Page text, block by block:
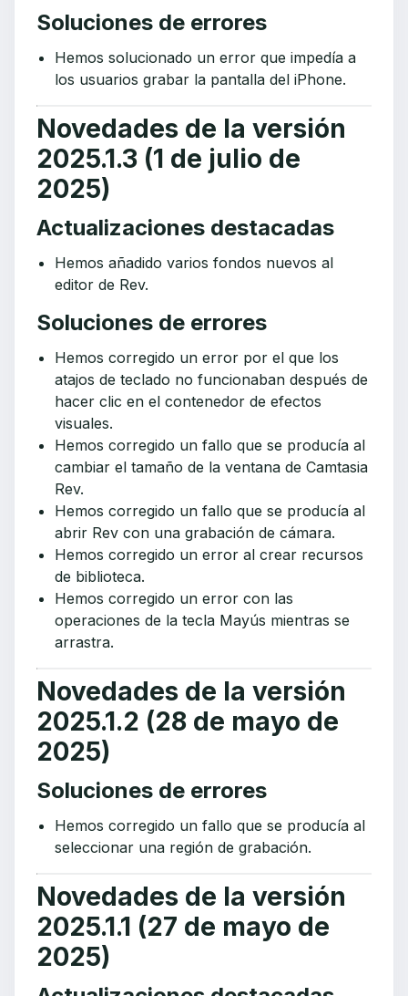
Soluciones de errores
Hemos solucionado un error que impedía a
los usuarios grabar la pantalla del iPhone.
Novedades de la versión
2025.1.3 (1 de julio de
2025)
Actualizaciones destacadas
Hemos añadido varios fondos nuevos al
editor de Rev.
Soluciones de errores
Hemos corregido un error por el que los
atajos de teclado no funcionaban después de
hacer clic en el contenedor de efectos
visuales.
Hemos corregido un fallo que se producía al
cambiar el tamaño de la ventana de Camtasia
Rev.
Hemos corregido un fallo que se producía al
abrir Rev con una grabación de cámara.
Hemos corregido un error al crear recursos
de biblioteca.
Hemos corregido un error con las
operaciones de la tecla Mayús mientras se
arrastra.
Novedades de la versión
2025.1.2 (28 de mayo de
2025)
Soluciones de errores
Hemos corregido un fallo que se producía al
seleccionar una región de grabación.
Novedades de la versión
2025.1.1 (27 de mayo de
2025)